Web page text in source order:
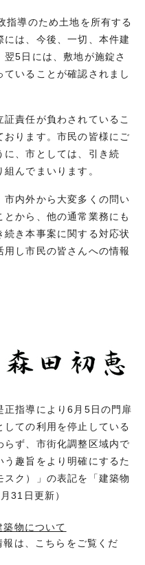
指導のため土地を所有する
は、今後、一切、本件建
5日には、敷地が施錠さ
いることが確認されまし
責任が負わされているこ
おります。市民の皆様にご
、市としては、引き続
んでまいります。
内外から大変多くの問い
から、他の通常業務にも
き本事案に関する対応状
し市民の皆さんへの情報
正指導により6月5日の門扉
ての利用を停止している
らず、市街化調整区域内で
趣旨をより明確にするた
ク）」の表記を「建築物
31日更新）
物について
は、こちらをご覧くだ